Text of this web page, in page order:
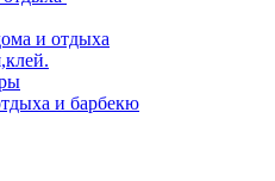
и отдыха
и барбекю